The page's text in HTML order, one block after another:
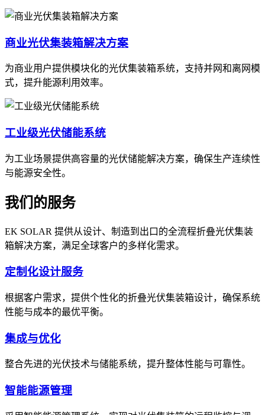
商业光伏集装箱解决方案
为商业用户提供模块化的光伏集装箱系统，支持并网和离网模
式，提升能源利用效率。
工业级光伏储能系统
为工业场景提供高容量的光伏储能解决方案，确保生产连续性
与能源安全性。
我们的服务
EK SOLAR 提供从设计、制造到出口的全流程折叠光伏集装
箱解决方案，满足全球客户的多样化需求。
定制化设计服务
根据客户需求，提供个性化的折叠光伏集装箱设计，确保系统
性能与成本的最优平衡。
集成与优化
整合先进的光伏技术与储能系统，提升整体性能与可靠性。
智能能源管理